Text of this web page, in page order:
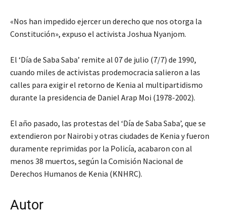
«Nos han impedido ejercer un derecho que nos otorga la
Constitución», expuso el activista Joshua Nyanjom.
El ‘Día de Saba Saba’ remite al 07 de julio (7/7) de 1990,
cuando miles de activistas prodemocracia salieron a las
calles para exigir el retorno de Kenia al multipartidismo
durante la presidencia de Daniel Arap Moi (1978-2002).
El año pasado, las protestas del ‘Día de Saba Saba’, que se
extendieron por Nairobi y otras ciudades de Kenia y fueron
duramente reprimidas por la Policía, acabaron con al
menos 38 muertos, según la Comisión Nacional de
Derechos Humanos de Kenia (KNHRC).
Autor